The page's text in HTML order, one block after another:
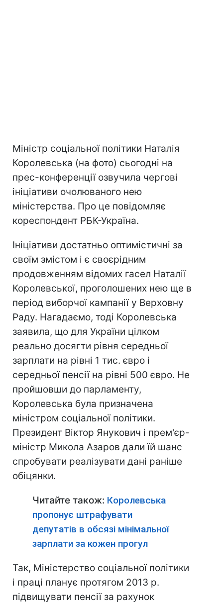
Міністр соціальної політики Наталія
Королевська (на фото) сьогодні на
прес-конференції озвучила чергові
ініціативи очолюваного нею
міністерства. Про це повідомляє
кореспондент РБК-Україна.
Ініціативи достатньо оптимістичні за
своїм змістом і є своєрідним
продовженням відомих гасел Наталії
Королевської, проголошених нею ще в
період виборчої кампанії у Верховну
Раду. Нагадаємо, тоді Королевська
заявила, що для України цілком
реально досягти рівня середньої
зарплати на рівні 1 тис. євро і
середньої пенсії на рівні 500 євро. Не
пройшовши до парламенту,
Королевська була призначена
міністром соціальної політики.
Президент Віктор Янукович і прем'єр-
міністр Микола Азаров дали їй шанс
спробувати реалізувати дані раніше
обіцянки.
Читайте також: Королевська
пропонує штрафувати
депутатів в обсязі мінімальної
зарплати за кожен прогул
Так, Міністерство соціальної політики
і праці планує протягом 2013 р.
підвищувати пенсії за рахунок